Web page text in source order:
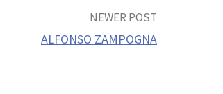
NEWER POST
ALFONSO ZAMPOGNA